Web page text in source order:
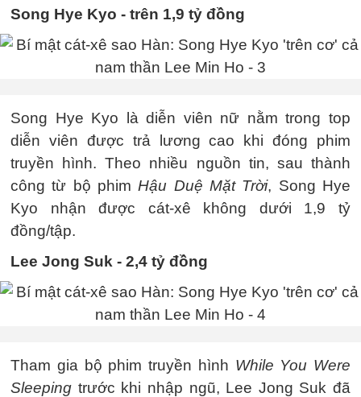
Song Hye Kyo - trên 1,9 tỷ đồng
Song Hye Kyo là diễn viên nữ nằm trong top
diễn viên được trả lương cao khi đóng phim
truyền hình. Theo nhiều nguồn tin, sau thành
công từ bộ phimHậu Duệ Mặt Trời, Song Hye
Kyo nhận được cát-xê không dưới 1,9 tỷ
đồng/tập.
Lee Jong Suk - 2,4 tỷ đồng
Tham gia bộ phim truyền hình While You Were
Sleeping trước khi nhập ngũ, Lee Jong Suk đã